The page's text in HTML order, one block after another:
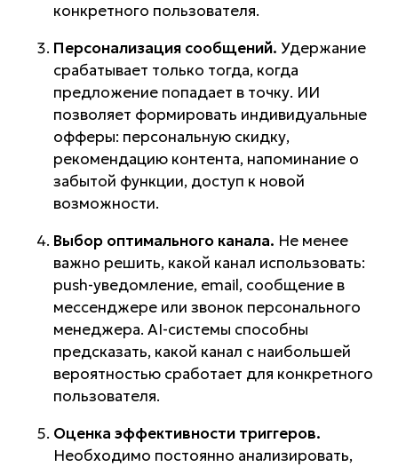
конкретного пользователя.
Персонализация сообщений. Удержание
срабатывает только тогда, когда
предложение попадает в точку. ИИ
позволяет формировать индивидуальные
офферы: персональную скидку,
рекомендацию контента, напоминание о
забытой функции, доступ к новой
возможности.
Выбор оптимального канала. Не менее
важно решить, какой канал использовать:
push-уведомление, email, сообщение в
мессенджере или звонок персонального
менеджера. AI-системы способны
предсказать, какой канал с наибольшей
вероятностью сработает для конкретного
пользователя.
Оценка эффективности триггеров.
Необходимо постоянно анализировать,